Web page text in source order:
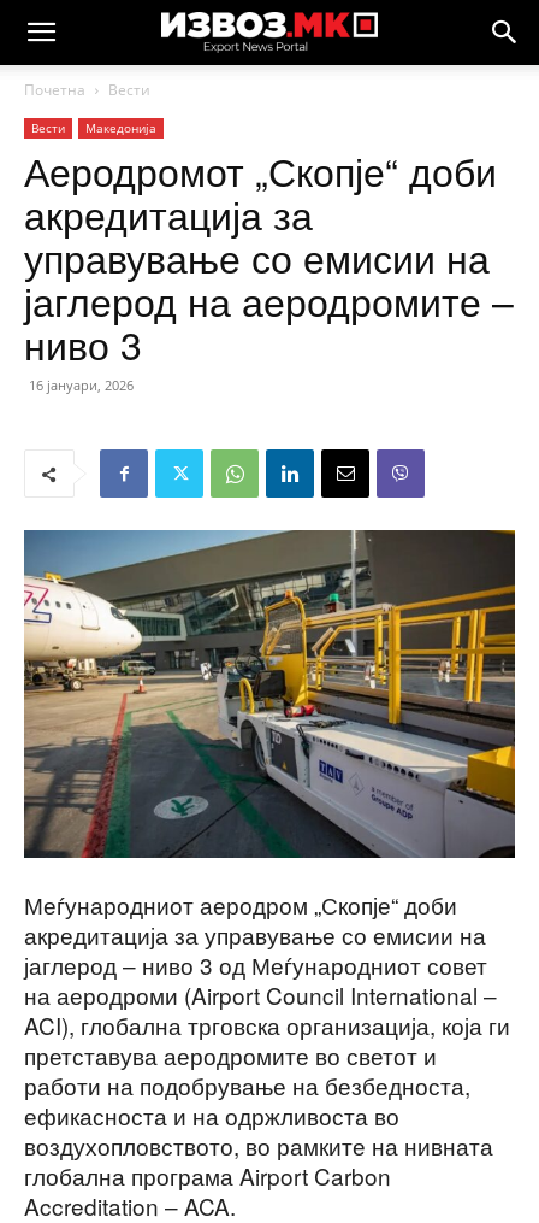
Почетна Вести
Вести Македонија
Аеродромот „Скопје“ доби
акредитација за
управување со емисии на
јаглерод на аеродромите –
ниво 3
16 јануари, 2026
Меѓународниот аеродром „Скопје“ доби
акредитација за управување со емисии на
јаглерод – ниво 3 од Меѓународниот совет
на аеродроми (Airport Council International –
ACI), глобална трговска организација, која ги
претставува аеродромите во светот и
работи на подобрување на безбедноста,
ефикасноста и на одржливоста во
воздухопловството, во рамките на нивната
глобална програма Airport Carbon
Accreditation – ACA.